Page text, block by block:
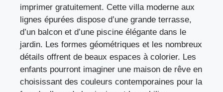
imprimer gratuitement. Cette villa moderne aux
lignes épurées dispose d’une grande terrasse,
d’un balcon et d’une piscine élégante dans le
jardin. Les formes géométriques et les nombreux
détails offrent de beaux espaces à colorier. Les
enfants pourront imaginer une maison de rêve en
choisissant des couleurs contemporaines pour la